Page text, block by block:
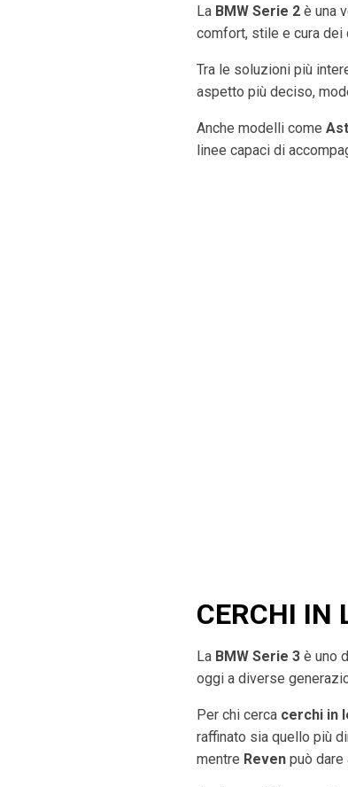
La BMW Serie 2 è una
comfort, stile e cura dei
Tra le soluzioni più
aspetto più deciso,
Anche modelli come
linee capaci di
CERCHI IN
La BMW Serie 3 è uno
oggi a diverse
Per chi cerca cerchi in
raffinato sia quello più
mentre Reven può